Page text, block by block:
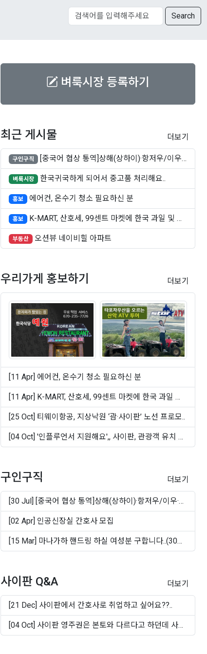
Search
벼룩시장 등록하기
최근 게시물 더보기
구인구직
[중국어 협상 통역]상해(상하이)·항저우/이우·
쑤..
벼룩시장 한국귀국하게 되어서 중고품 처리해요..
홍보 에어컨, 온수기 청소 필요하신 분
홍보
K-MART, 산호세, 99센트 마켓에 한국 과일 및 빵
..
부동산 오션뷰 네이비힐 아파트
우리가게 홍보하기 더보기
[11 Apr] 에어컨, 온수기 청소 필요하신 분
[11 Apr] K-MART, 산호세, 99센트 마켓에 한국 과일 및
빵 ..
[25 Oct] 티웨이항공, 지상낙원 ‘괌·사이판’ 노선 프로모..
[04 Oct] '인플루언서 지원해요',, 사이판, 관광객 유치 마
케..
구인구직 더보기
[30 Jul] [중국어 협상 통역]상해(상하이)·항저우/이우·
쑤..
[02 Apr] 인공신장실 간호사 모집
[15 Mar] 마나가하 핸드링 하실 여성분 구합니다..(30대
~50십..
사이판 Q&A 더보기
[21 Dec] 사이판에서 간호사로 취업하고 싶어요??..
[04 Oct] 사이판 영주권은 본토와 다르다고 하던데 사실
인가..